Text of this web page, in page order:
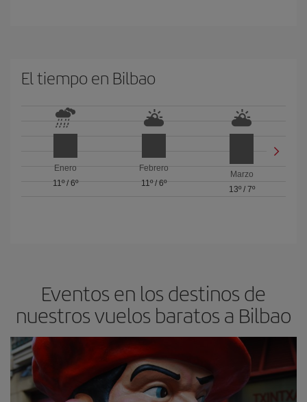
El tiempo en Bilbao
Enero
11º/ 6º
Febrero
11º/ 6º
Marzo
13º/ 7º
Eventos en los destinos de
nuestros vuelos baratos a Bilbao